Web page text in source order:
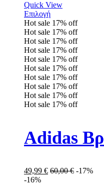
Quick View
Επιλογή
Hot sale 17% off
Hot sale 17% off
Hot sale 17% off
Hot sale 17% off
Hot sale 17% off
Hot sale 17% off
Hot sale 17% off
Hot sale 17% off
Hot sale 17% off
Hot sale 17% off
Adidas
49,99 € 60,00€ -17%
-16%